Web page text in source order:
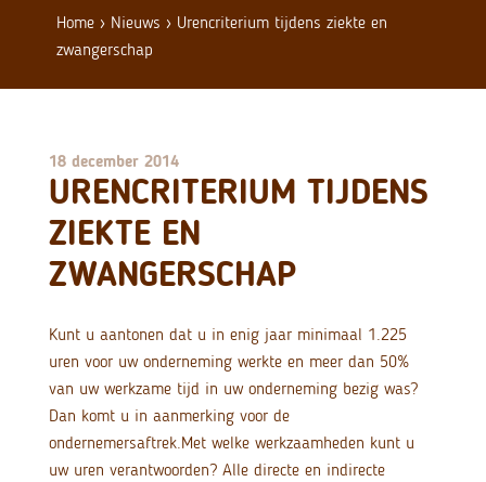
Home › Nieuws › Urencriterium tijdens ziekte en
zwangerschap
18 december 2014
URENCRITERIUM TIJDENS
ZIEKTE EN
ZWANGERSCHAP
Kunt u aantonen dat u in enig jaar minimaal 1.225
uren voor uw onderneming werkte en meer dan 50%
van uw werkzame tijd in uw onderneming bezig was?
Dan komt u in aanmerking voor de
ondernemersaftrek.Met welke werkzaamheden kunt u
uw uren verantwoorden? Alle directe en indirecte